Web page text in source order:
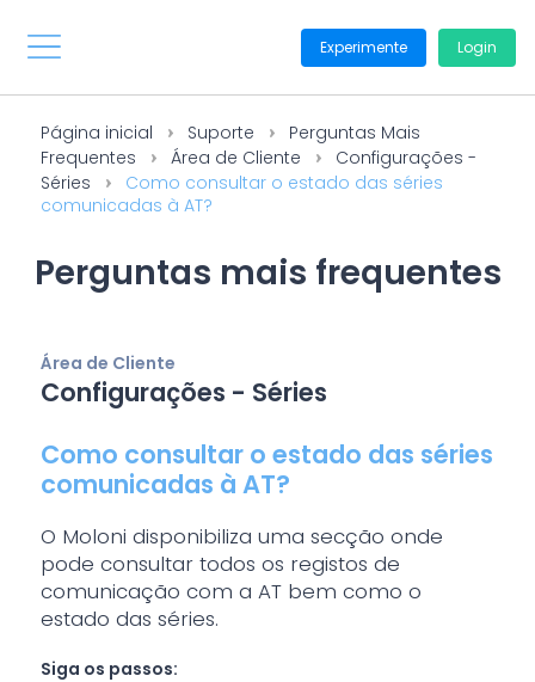
Experimente Login
Página inicial Suporte
Perguntas Mais
Frequentes
Área de Cliente
Configurações -
Séries
Como consultar o estado das séries
comunicadas à AT?
Perguntas mais frequentes
Área de Cliente
Configurações - Séries
Como consultar o estado das séries
comunicadas à AT?
O Moloni disponibiliza uma secção onde
pode consultar todos os registos de
comunicação com a AT bem como o
estado das séries.
Siga os passos: